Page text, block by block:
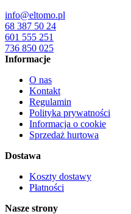
info@eltomo.pl
68 387 50 24
601 555 251
736 850 025
Informacje
O nas
Kontakt
Regulamin
Polityka prywatności
Informacja o cookie
Sprzedaż hurtowa
Dostawa
Koszty dostawy
Płatności
Nasze strony